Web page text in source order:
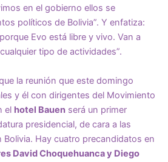
en el gobierno ellos se
políticos de Bolivia”. Y enfatiza:
Evo está libre y vivo. Van a
tipo de actividades”.
la reunión que este domingo
y él con dirigentes del Movimiento
el hotel Bauen será un primer
presidencial, de cara a las
Hay cuatro precandidatos en
David Choquehuanca y Diego